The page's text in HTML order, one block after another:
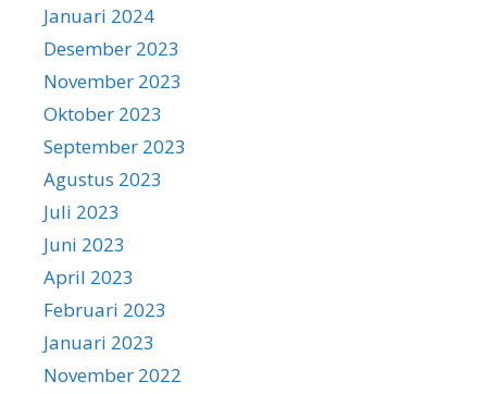
Januari 2024
Desember 2023
November 2023
Oktober 2023
September 2023
Agustus 2023
Juli 2023
Juni 2023
April 2023
Februari 2023
Januari 2023
November 2022